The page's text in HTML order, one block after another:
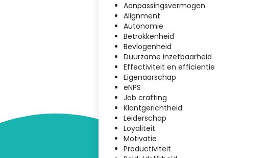
Aanpassingsvermogen
Alignment
Autonomie
Betrokkenheid
Bevlogenheid
Duurzame inzetbaarheid
Effectiviteit en efficientie
Eigenaarschap
eNPS
Job crafting
Klantgerichtheid
Leiderschap
Loyaliteit
Motivatie
Productiviteit